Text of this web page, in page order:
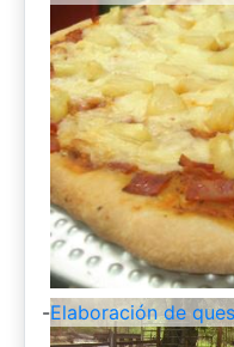
-Elaboración de